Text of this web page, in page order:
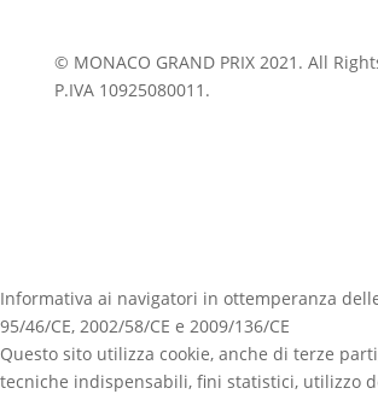
© MONACO GRAND PRIX 2021. All
P.IVA 10925080011.
Informativa ai navigatori in ottemperanza
95/46/CE, 2002/58/CE e 2009/136/CE
Questo sito utilizza cookie, anche di terze
tecniche indispensabili, fini statistici, utilizzo